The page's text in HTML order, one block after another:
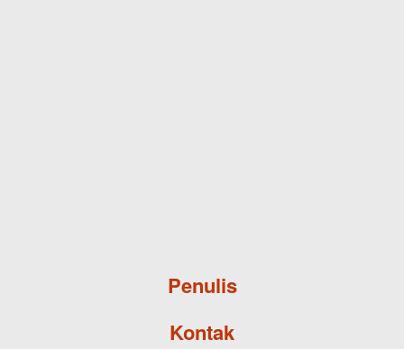
Penulis
Kontak